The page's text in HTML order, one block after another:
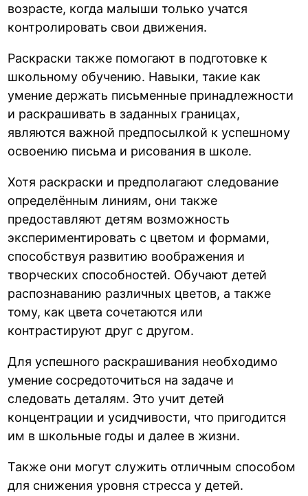
возрасте, когда малыши только учатся
контролировать свои движения.
Раскраски также помогают в подготовке к
школьному обучению. Навыки, такие как
умение держать письменные принадлежности
и раскрашивать в заданных границах,
являются важной предпосылкой к успешному
освоению письма и рисования в школе.
Хотя раскраски и предполагают следование
определённым линиям, они также
предоставляют детям возможность
экспериментировать с цветом и формами,
способствуя развитию воображения и
творческих способностей. Обучают детей
распознаванию различных цветов, а также
тому, как цвета сочетаются или
контрастируют друг с другом.
Для успешного раскрашивания необходимо
умение сосредоточиться на задаче и
следовать деталям. Это учит детей
концентрации и усидчивости, что пригодится
им в школьные годы и далее в жизни.
Также они могут служить отличным способом
для снижения уровня стресса у детей.